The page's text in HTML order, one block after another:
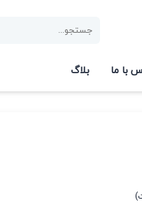
با ما بلاگ